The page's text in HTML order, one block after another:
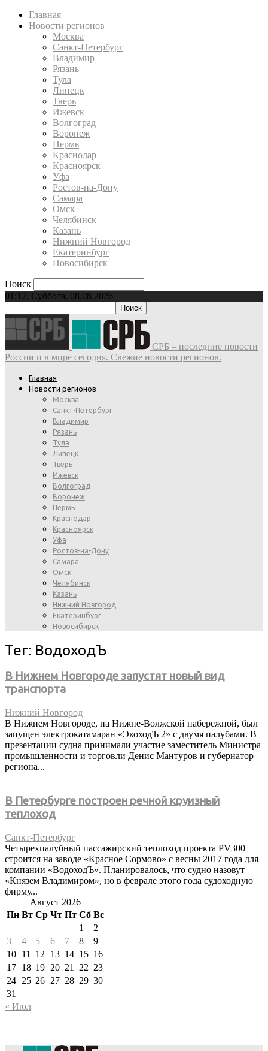
Главная
Новости регионов
Москва
Санкт-Петербург
Владимир
Рязань
Тула
Липецк
Тверь
Ижевск
Волгоград
Воронеж
Пермь
Краснодар
Красноярск
Уфа
Ростов-на-Дону
Самара
Омск
Челябинск
Казань
Нижний Новгород
Екатеринбург
Новосибирск
Поиск
01:12, Суббота, 08.08.2026
СРБ – последние новости
России и в мире сегодня. Свежие новости регионов.
Главная
Новости регионов
Москва
Санкт-Петербург
Владимир
Рязань
Тула
Липецк
Тверь
Ижевск
Волгоград
Воронеж
Пермь
Краснодар
Красноярск
Уфа
Ростов-на-Дону
Самара
Омск
Челябинск
Казань
Нижний Новгород
Екатеринбург
Новосибирск
Тег: ВодоходЪ
В Нижнем Новгороде запустят новый вид
транспорта
Нижний Новгород
В Нижнем Новгороде, на Нижне-Волжской набережной, был
запущен электрокатамаран «ЭкоходЪ 2» с двумя палубами. В
презентации судна принимали участие заместитель Министра
промышленности и торговли Денис Мантуров и губернатор
региона...
В Петербурге построен речной круизный
теплоход
Санкт-Петербург
Четырехпалубный пассажирский теплоход проекта PV300
строится на заводе «Красное Сормово» с весны 2017 года для
компании «ВодоходЪ». Планировалось, что судно назовут
«Князем Владимиром», но в феврале этого года судоходную
фирму...
Август 2026
Пн Вт Ср Чт Пт Сб Вс
1
2
3
4 5 6 7 8
9
10 11 12 13 14 15 16
17 18 19 20 21 22 23
24 25 26 27 28 29 30
31
« Июл